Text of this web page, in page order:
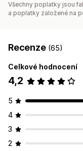
Všechny poplatky jsou
a poplatky založené na
Recenze (65)
Celkové hodnocení
4,2
5
4
3
2